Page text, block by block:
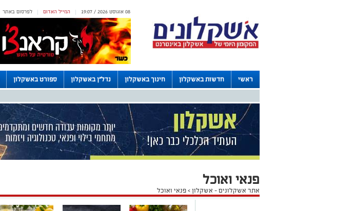
לפרסום באתר | המייל האדום | 08 אוגוסט 2026 / 19:07
ראשי חדשות באשקלון חינוך באשקלון נדל"ן באשקלון ספורט באשקלון
פנאי ואוכל
אתר אשקלונים - אשקלון>פנאי ואוכל